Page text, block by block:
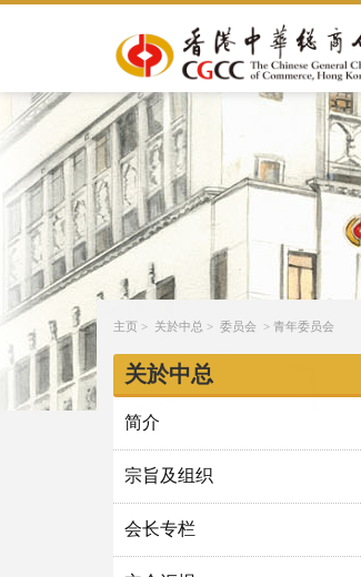
主页 > 关於中总 > 委员会 > 青年委员会
关於中总
简介
宗旨及组织
会长专栏